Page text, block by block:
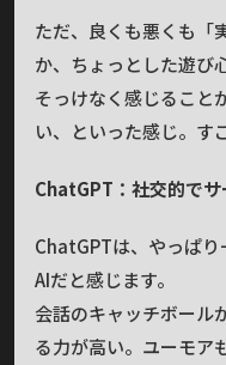
ただ、良くも悪くも「
か、ちょっとした遊び
そっけなく感じること
い、といった感じ。す
ChatGPT：社交的で
ChatGPTは、やっぱ
AIだと感じます。
会話のキャッチボール
る力が高い。ユーモア